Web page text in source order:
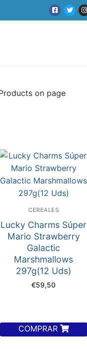
on page
CEREALES
Lucky Charms Súper
Mario Strawberry
Galactic
Marshmallows
297g(12 Uds)
€59,50
COMPRAR